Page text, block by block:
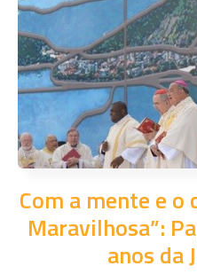
Com a mente e o
Maravilhosa”:
anos da